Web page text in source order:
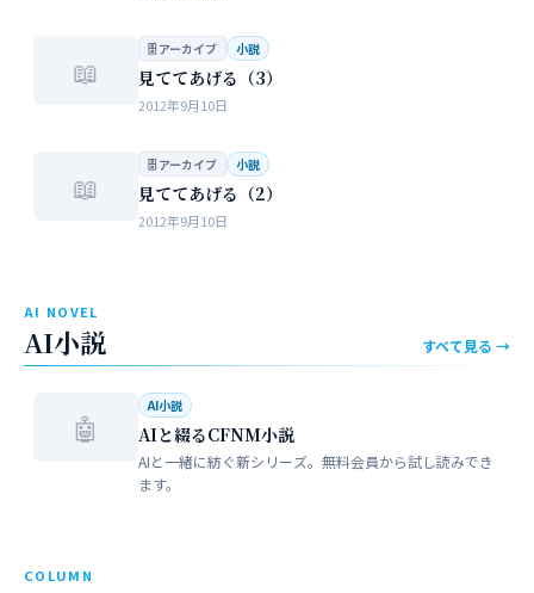
📖
🗄 アーカイブ 小説
見ててあげる（3）
2012年9月10日
📖
🗄 アーカイブ 小説
見ててあげる（2）
2012年9月10日
AI NOVEL
AI小説 すべて見る →
🤖
AI小説
AIと綴るCFNM小説
AIと一緒に紡ぐ新シリーズ。無料会員から試し読みでき
ます。
COLUMN